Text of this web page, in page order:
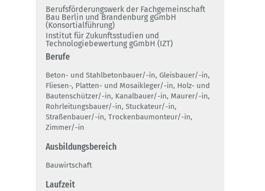
Berufsförderungswerk der Fachgemeinschaft
Bau Berlin und Brandenburg gGmbH
(Konsortialführung)
Institut für Zukunftsstudien und
Technologiebewertung gGmbH (IZT)
Berufe
Beton- und Stahlbetonbauer/-in, Gleisbauer/-in,
Fliesen-, Platten- und Mosaikleger/-in, Holz- und
Bautenschützer/-in, Kanalbauer/-in, Maurer/-in,
Rohrleitungsbauer/-in, Stuckateur/-in,
Straßenbauer/-in, Trockenbaumonteur/-in,
Zimmer/-in
Ausbildungsbereich
Bauwirtschaft
Laufzeit